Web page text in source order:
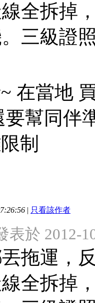
全拆掉
三級證
在當地
幫同伴
制
| 只看該作者
表於 2012-
拖運，
全拆掉